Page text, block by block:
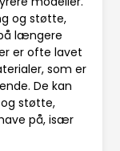
og støtte,
længere
er ofte lavet
som er
De kan
støtte,
på, især